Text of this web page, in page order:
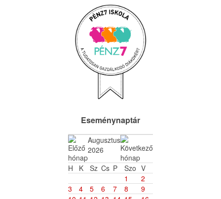
Eseménynaptár
Augusztus
2026
H
K Sz Cs P Szo V
1
2
3
4 5 6 7 8
9